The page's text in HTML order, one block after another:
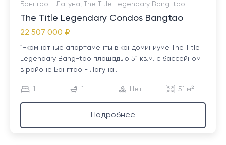
Бангтао - Лагуна, The Title Legendary Bang-tao
The Title Legendary Condos Bangtao
22 507 000 ₽
1-комнатные апартаменты в кондоминиуме The Title
Legendary Bang-tao площадью 51 кв.м. с бассейном
в районе Бангтао - Лагуна...
1 1 Нет 51 м²
Подробнее